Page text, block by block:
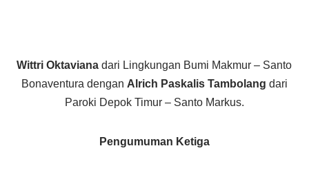
Wittri Oktaviana dari Lingkungan Bumi Makmur – Santo
Bonaventura dengan Alrich Paskalis Tambolang dari
Paroki Depok Timur – Santo Markus.
Pengumuman Ketiga